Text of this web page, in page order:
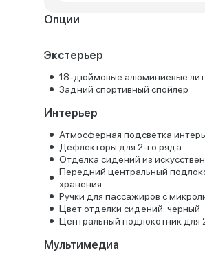
Опции
Экстерьер
18-дюймовые алюминиевые
Задний спортивный спойлер
Интерьер
Атмосферная подсветка
Дефлекторы для 2-го ряда
Отделка сидений из
Передний центральный
хранения
Ручки для пассажиров с
Цвет отделки сидений: черный
Центральный подлокотник для
Мультимедиа